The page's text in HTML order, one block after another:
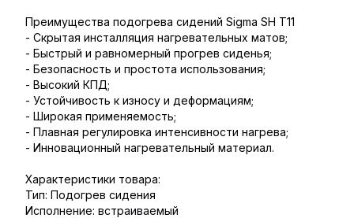
Преимущества подогрева сидений Sigma SH T11
- Скрытая инсталляция нагревательных матов;
- Быстрый и равномерный прогрев сиденья;
- Безопасность и простота использования;
- Высокий КПД;
- Устойчивость к износу и деформациям;
- Широкая применяемость;
- Плавная регулировка интенсивности нагрева;
- Инновационный нагревательный материал.
Характеристики товара:
Тип: Подогрев сидения
Исполнение: встраиваемый